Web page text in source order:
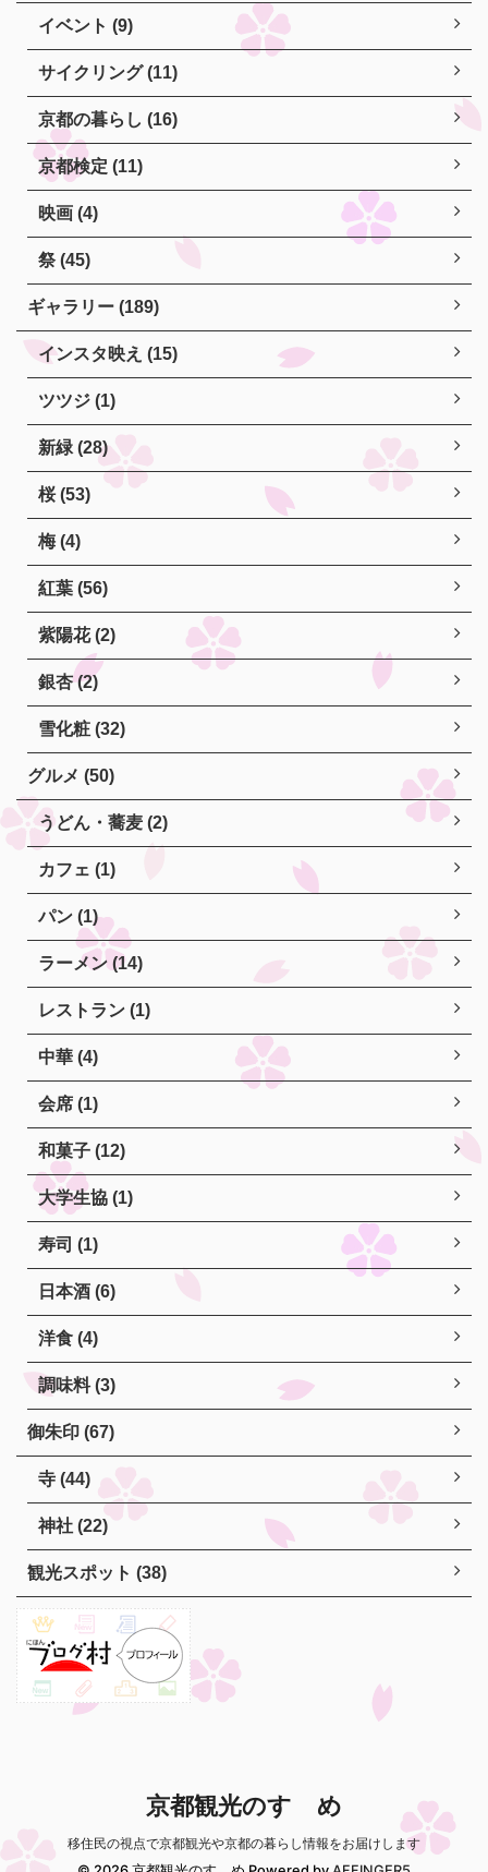
イベント (9)
サイクリング (11)
京都の暮らし (16)
京都検定 (11)
映画 (4)
祭 (45)
ギャラリー (189)
インスタ映え (15)
ツツジ (1)
新緑 (28)
桜 (53)
梅 (4)
紅葉 (56)
紫陽花 (2)
銀杏 (2)
雪化粧 (32)
グルメ (50)
うどん・蕎麦 (2)
カフェ (1)
パン (1)
ラーメン (14)
レストラン (1)
中華 (4)
会席 (1)
和菓子 (12)
大学生協 (1)
寿司 (1)
日本酒 (6)
洋食 (4)
調味料 (3)
御朱印 (67)
寺 (44)
神社 (22)
観光スポット (38)
京都観光のすゝめ
移住民の視点で京都観光や京都の暮らし情報をお届けします